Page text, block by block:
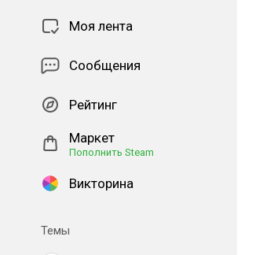
Моя лента
Сообщения
Рейтинг
Маркет
Пополнить Steam
Викторина
Темы